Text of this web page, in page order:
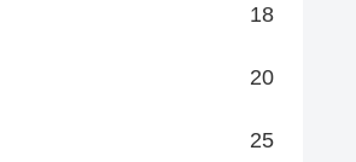
18
20
25